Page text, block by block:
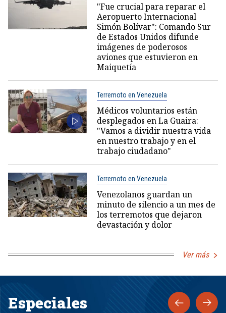
"Fue crucial para reparar el
Aeropuerto Internacional
Simón Bolívar": Comando Sur
de Estados Unidos difunde
imágenes de poderosos
aviones que estuvieron en
Maiquetía
Terremoto en Venezuela
Médicos voluntarios están
desplegados en La Guaira:
"Vamos a dividir nuestra vida
en nuestro trabajo y en el
trabajo ciudadano"
Terremoto en Venezuela
Venezolanos guardan un
minuto de silencio a un mes de
los terremotos que dejaron
devastación y dolor
Ver más
Especiales